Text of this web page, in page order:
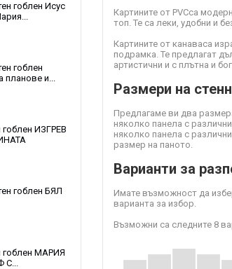
гоблен Исус
гоблен
планове и...
гоблен ИЗГРЕВ
гоблен БЯЛ
гоблен МАРИЯ
С...
Картините от PVCса
топ. Те са леки, удобни и
Картините от канаваса
подрамка. Те предлагат
артистични и с плътна и
Размери на
Предлагаме ви два
няколко панела с
няколко панела с
размер на паното.
Варианти за
Имате възможност да
варианта за избор.
Възможни са следните 8